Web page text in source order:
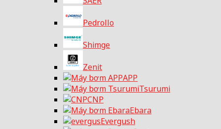
Pedrollo
Shimge
Zenit
APP
Tsurumi
CNP
Ebara
Evergush